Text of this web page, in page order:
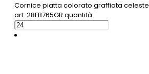
Cornice piatta colorato graffiata celeste
art. 28FB765GR quantità